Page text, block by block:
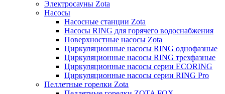
Электросауны Zota
Насосы
Насосные станции Zota
Насосы RING для горячего водоснабжения
Поверхностные насосы Zota
Циркуляционные насосы RING однофазные
Циркуляционные насосы RING трехфазные
Циркуляционные насосы серии ECORING
Циркуляционные насосы серии RING Pro
Пеллетные горелки Zota